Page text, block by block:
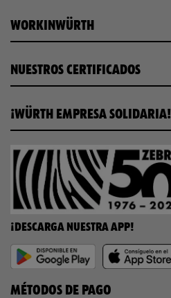
WORKINWÜRTH
NUESTROS CERTIFICADOS
¡WÜRTH EMPRESA SOLIDARIA!
¡DESCARGA NUESTRA APP!
MÉTODOS DE PAGO